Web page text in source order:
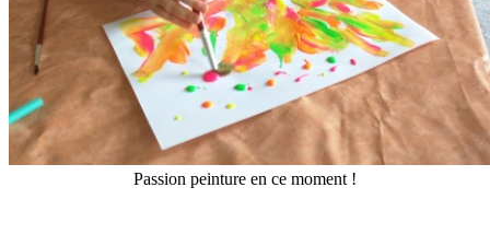
Passion peinture en ce moment !